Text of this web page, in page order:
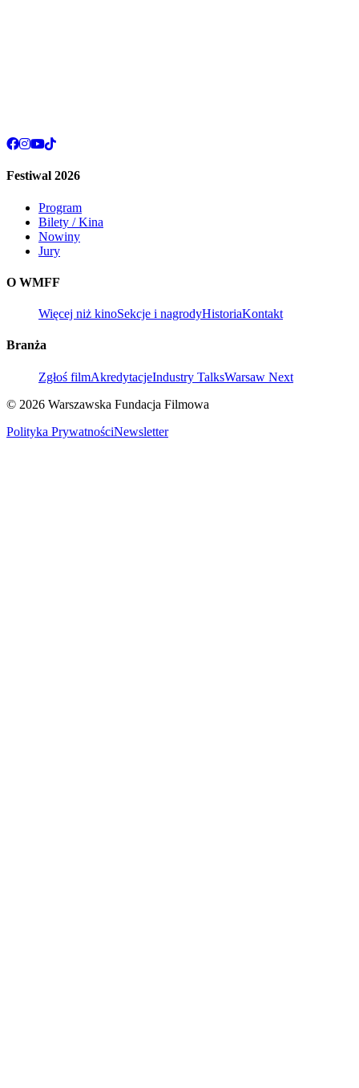
Festiwal 2026
Program
Bilety / Kina
Nowiny
Jury
O WMFF
Więcej niż kinoSekcje i nagrodyHistoriaKontakt
Branża
Zgłoś filmAkredytacjeIndustry TalksWarsaw Next
© 2026 Warszawska Fundacja Filmowa
Polityka PrywatnościNewsletter